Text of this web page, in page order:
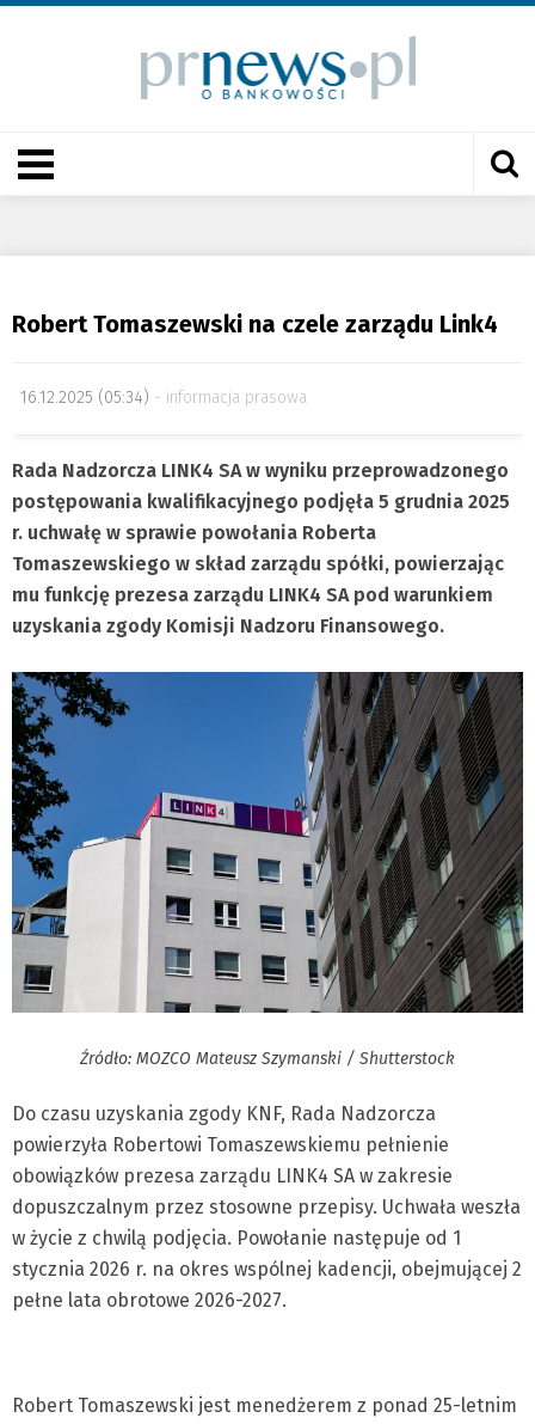
Robert Tomaszewski na czele zarządu Link4
16.12.2025 (05:34) informacja prasowa
Rada Nadzorcza LINK4 SA w wyniku przeprowadzonego
postępowania kwalifikacyjnego podjęła 5 grudnia 2025
r. uchwałę w sprawie powołania Roberta
Tomaszewskiego w skład zarządu spółki, powierzając
mu funkcję prezesa zarządu LINK4 SA pod warunkiem
uzyskania zgody Komisji Nadzoru Finansowego.
Źródło: MOZCO Mateusz Szymanski / Shutterstock
Do czasu uzyskania zgody KNF, Rada Nadzorcza
powierzyła Robertowi Tomaszewskiemu pełnienie
obowiązków prezesa zarządu LINK4 SA w zakresie
dopuszczalnym przez stosowne przepisy. Uchwała weszła
w życie z chwilą podjęcia. Powołanie następuje od 1
stycznia 2026 r. na okres wspólnej kadencji, obejmującej 2
pełne lata obrotowe 2026-2027.
Robert Tomaszewski jest menedżerem z ponad 25-letnim